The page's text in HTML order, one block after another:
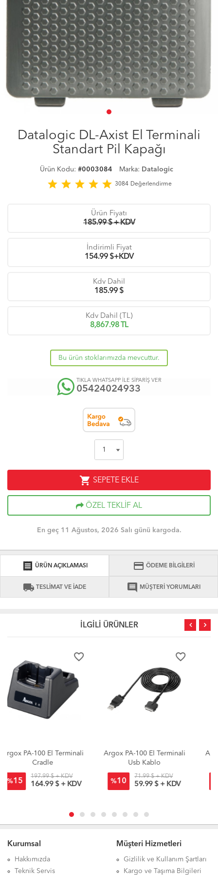
Datalogic DL-Axist El Terminali
Standart Pil Kapağı
Ürün Kodu: #0003084 Marka: Datalogic
star star star star star 3084 Değerlendirme
Ürün Fiyatı
185.99 $ + KDV
İndirimli Fiyat
154.99 $+KDV
Kdv Dahil
185.99 $
Kdv Dahil (TL)
8,867.98 TL
Bu ürün stoklarımızda mevcuttur.
TIKLA WHATSAPP İLE SİPARİŞ VER
05424024933
shopping_cart SEPETE EKLE
ÖZEL TEKLİF AL
En geç 11 Ağustos, 2026 Salı günü kargoda.
receipt ÜRÜN AÇIKLAMASI credit_card ÖDEME BİLGİLERİ
local_shipping TESLİMAT VE İADE comment MÜŞTERİ YORUMLARI
İLGİLİ ÜRÜNLER
Argox PA-100 El Terminali
Usb Kablo
10
71.99 $ + KDV
59.99 $ + KDV
Argox PA-100 El Terminali
RS232 Kablo
% 10
77.99 $ + KDV
64.99 $ + KDV
Kurumsal
Hakkımızda
Teknik Servis
Müşteri Hizmetleri
Gizlilik ve Kullanım Şartları
Kargo ve Taşıma Bilgileri